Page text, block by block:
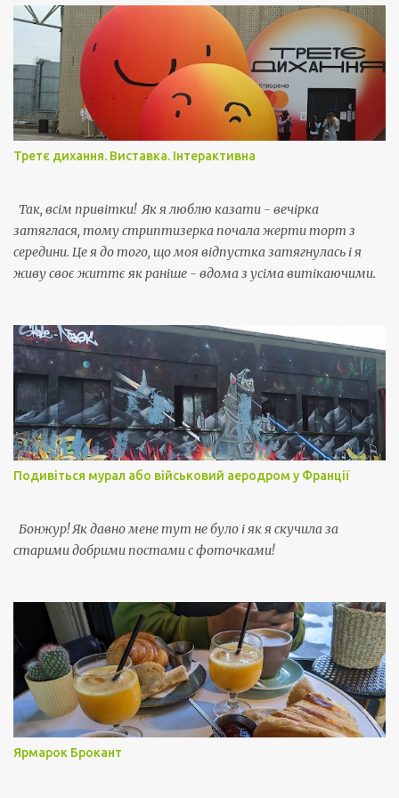
т
и
о
м
е
н
т
а
Третє дихання. Виставка. Інтерактивна
Так, всім привітки! Як я люблю казати - вечірка
затяглася, тому стриптизерка почала жерти торт з
середини. Це я до того, що моя відпустка затягнулась і я
живу своє життє як раніше - вдома з усіма витікаючими.
Подивіться мурал або військовий аеродром у Франції
Бонжур! Як давно мене тут не було і як я скучила за
старими добрими постами с фоточками!
Ярмарок Брокант